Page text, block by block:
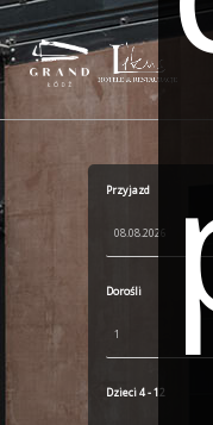
Przyjazd
Dorośli
Dzieci 4 - 12